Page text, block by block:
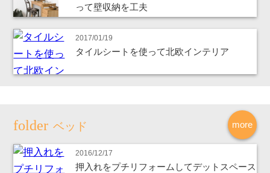
って壁収納を工夫
2017/01/19
タイルシートを使って北欧インテリア
more
ベッド
2016/12/17
押入れをプチリフォームしてデットスペース